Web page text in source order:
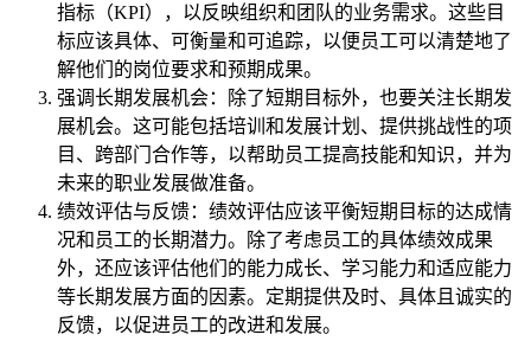
指标（KPI），以反映组织和团队的业务需求。这些目
标应该具体、可衡量和可追踪，以便员工可以清楚地了
解他们的岗位要求和预期成果。
强调长期发展机会：除了短期目标外，也要关注长期发
展机会。这可能包括培训和发展计划、提供挑战性的项
目、跨部门合作等，以帮助员工提高技能和知识，并为
未来的职业发展做准备。
绩效评估与反馈：绩效评估应该平衡短期目标的达成情
况和员工的长期潜力。除了考虑员工的具体绩效成果
外，还应该评估他们的能力成长、学习能力和适应能力
等长期发展方面的因素。定期提供及时、具体且诚实的
反馈，以促进员工的改进和发展。